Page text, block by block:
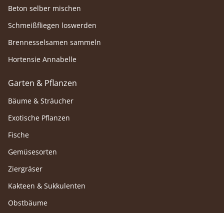
Beton selber mischen
Schmeißfliegen loswerden
Brennesselsamen sammeln
Hortensie Annabelle
Garten & Pflanzen
Bäume & Sträucher
Exotische Pflanzen
Fische
Gemüsesorten
Ziergräser
Kakteen & Sukkulenten
Obstbäume